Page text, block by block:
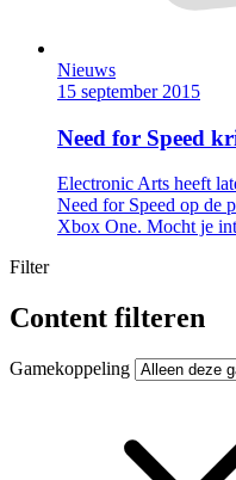
Nieuws
15 september 2015
Need for Speed
Electronic Arts heeft
Need for Speed op de
Xbox One. Mocht je
Filter
Content filteren
Gamekoppeling